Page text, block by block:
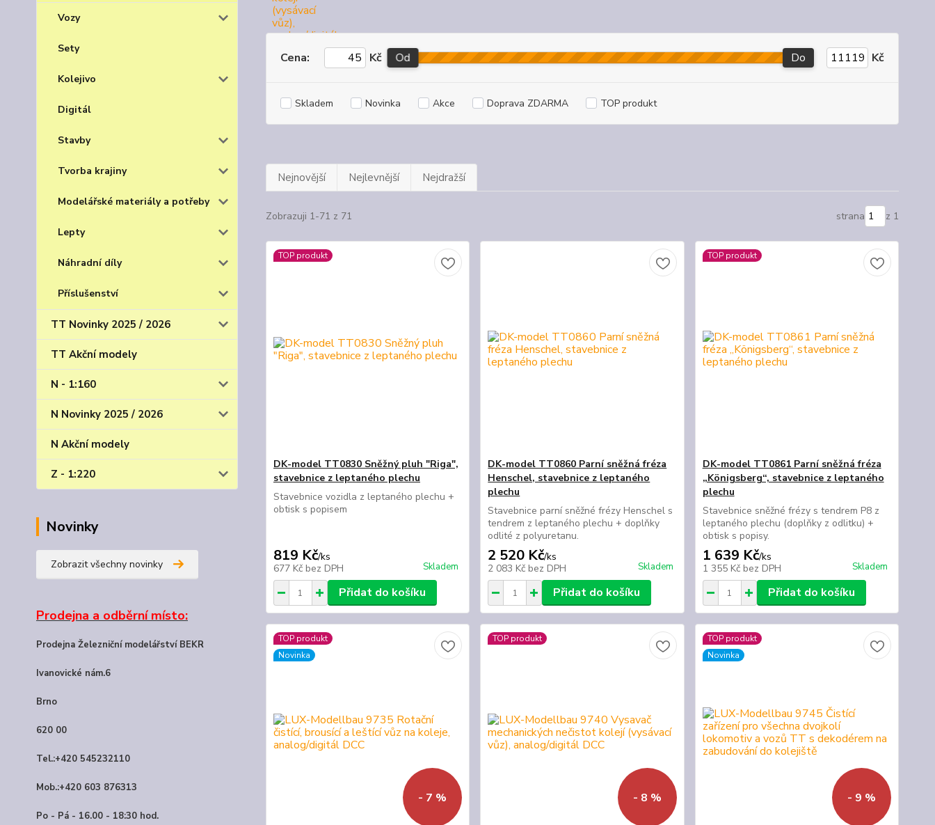
Vozy
Sety
Kolejivo
Digitál
Stavby
Tvorba krajiny
Modelářské materiály a potřeby
Lepty
Náhradní díly
Příslušenství
TT Novinky 2025 / 2026
TT Akční modely
N - 1:160
N Novinky 2025 / 2026
N Akční modely
Z - 1:220
Novinky
Zobrazit všechny novinky
Prodejna a odběrní místo:
Prodejna Železniční modelářství BEKR
Ivanovické nám.6
Brno
620 00
Tel.:+420 545232110
Mob.:+420 603 876313
Po - Pá - 16.00 - 18:30 hod.
Cena: Kč Od Do Kč
Skladem Novinka Akce Doprava ZDARMA TOP produkt
Nejnovější Nejlevnější Nejdražší
Zobrazuji 1-71 z 71 strana z 1
TOP produkt
DK-model TT0830 Sněžný pluh "Riga",
stavebnice z leptaného plechu
Stavebnice vozidla z leptaného plechu +
obtisk s popisem
819 Kč/ks
677 Kč bez DPH Skladem
Přidat do košíku
DK-model TT0860 Parní sněžná fréza
Henschel, stavebnice z leptaného
plechu
Stavebnice parní sněžné frézy Henschel s
tendrem z leptaného plechu + doplňky
odlité z polyuretanu.
2 520 Kč/ks
2 083 Kč bez DPH Skladem
Přidat do košíku
TOP produkt
DK-model TT0861 Parní sněžná fréza
„Königsberg“, stavebnice z leptaného
plechu
Stavebnice sněžné frézy s tendrem P8 z
leptaného plechu (doplňky z odlitku) +
obtisk s popisy.
1 639 Kč/ks
1 355 Kč bez DPH Skladem
Přidat do košíku
TOP produkt
Novinka
- 7 %
TOP produkt
- 8 %
TOP produkt
Novinka
- 9 %